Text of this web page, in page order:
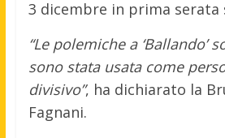
3 dicembre in prima serata
“Le polemiche a ‘Ballando’
sono stata usata come
divisivo”, ha dichiarato la
Fagnani.